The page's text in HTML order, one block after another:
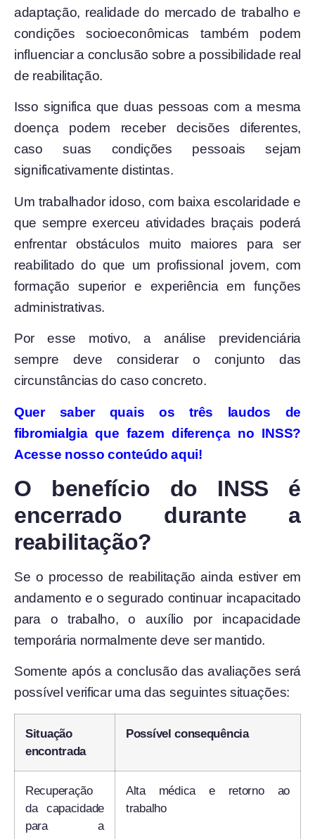
adaptação, realidade do mercado de trabalho e
condições socioeconômicas também podem
influenciar a conclusão sobre a possibilidade real
de reabilitação.
Isso significa que duas pessoas com a mesma
doença podem receber decisões diferentes,
caso suas condições pessoais sejam
significativamente distintas.
Um trabalhador idoso, com baixa escolaridade e
que sempre exerceu atividades braçais poderá
enfrentar obstáculos muito maiores para ser
reabilitado do que um profissional jovem, com
formação superior e experiência em funções
administrativas.
Por esse motivo, a análise previdenciária
sempre deve considerar o conjunto das
circunstâncias do caso concreto.
Quer saber quais os três laudos de
fibromialgia que fazem diferença no INSS?
Acesse nosso conteúdo aqui!
O benefício do INSS é
encerrado durante a
reabilitação?
Se o processo de reabilitação ainda estiver em
andamento e o segurado continuar incapacitado
para o trabalho, o auxílio por incapacidade
temporária normalmente deve ser mantido.
Somente após a conclusão das avaliações será
possível verificar uma das seguintes situações:
Situação
encontrada
Possível consequência
Recuperação
da capacidade
para a
Alta médica e retorno ao
trabalho